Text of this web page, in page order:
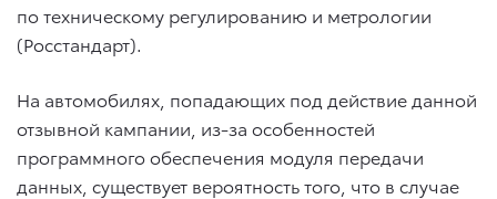
по техническому регулированию и метрологии
(Росстандарт).
На автомобилях, попадающих под действие данной
отзывной кампании, из-за особенностей
программного обеспечения модуля передачи
данных, существует вероятность того, что в случае